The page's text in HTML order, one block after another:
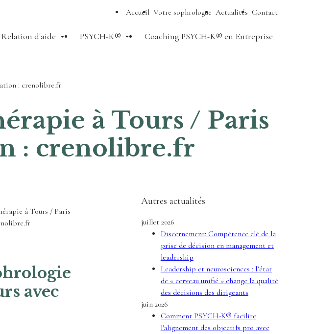
Accueil Votre sophrologue Actualités Contact
Relation d'aide PSYCH-K® Coaching PSYCH-K® en Entreprise
: crenolibre.fr
à Tours / Paris
: crenolibre.fr
à Tours / Paris
avec
Autres actualités
juillet 2026
Discernement: Compétence clé de la
prise de décision en management et
leadership
Leadership et neurosciences : l’état
de « cerveau unifié » change la qualité
des décisions des dirigeants
juin 2026
Comment PSYCH-K® facilite
l'alignement des objectifs pro avec